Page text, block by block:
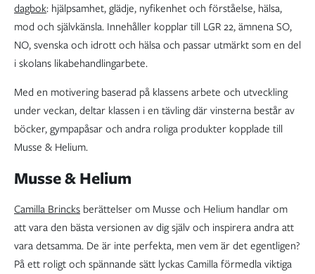
dagbok: hjälpsamhet, glädje, nyfikenhet och förståelse, hälsa,
mod och självkänsla. Innehåller kopplar till LGR 22, ämnena SO,
NO, svenska och idrott och hälsa och passar utmärkt som en del
i skolans likabehandlingarbete.
Med en motivering baserad på klassens arbete och utveckling
under veckan, deltar klassen i en tävling där vinsterna består av
böcker, gympapåsar och andra roliga produkter kopplade till
Musse & Helium.
Musse & Helium
Camilla Brincks berättelser om Musse och Helium handlar om
att vara den bästa versionen av dig själv och inspirera andra att
vara detsamma. De är inte perfekta, men vem är det egentligen?
På ett roligt och spännande sätt lyckas Camilla förmedla viktiga